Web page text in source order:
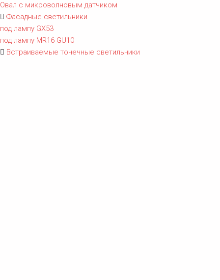
Овал с микроволновым датчиком
Фасадные светильники
под лампу GX53
под лампу MR16 GU10
Встраиваемые точечные светильники